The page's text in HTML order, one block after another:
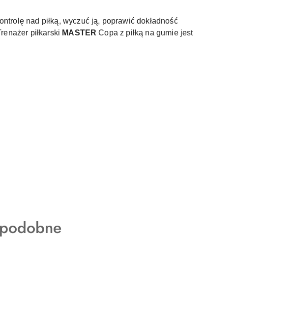
nad piłką, wyczuć ją, poprawić dokładność
piłkarski MASTER Copa z piłką na gumie jest